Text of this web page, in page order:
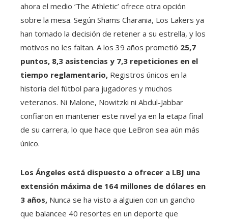
ahora el medio ‘The Athletic’ ofrece otra opción
sobre la mesa. Según Shams Charania, Los Lakers ya
han tomado la decisión de retener a su estrella, y los
motivos no les faltan. A los 39 años prometió 25,7
puntos, 8,3 asistencias y 7,3 repeticiones en el
tiempo reglamentario, Registros únicos en la
historia del fútbol para jugadores y muchos
veteranos. Ni Malone, Nowitzki ni Abdul-Jabbar
confiaron en mantener este nivel ya en la etapa final
de su carrera, lo que hace que LeBron sea aún más
único.
Los Ángeles está dispuesto a ofrecer a LBJ una
extensión máxima de 164 millones de dólares en
3 años, Nunca se ha visto a alguien con un gancho
que balancee 40 resortes en un deporte que